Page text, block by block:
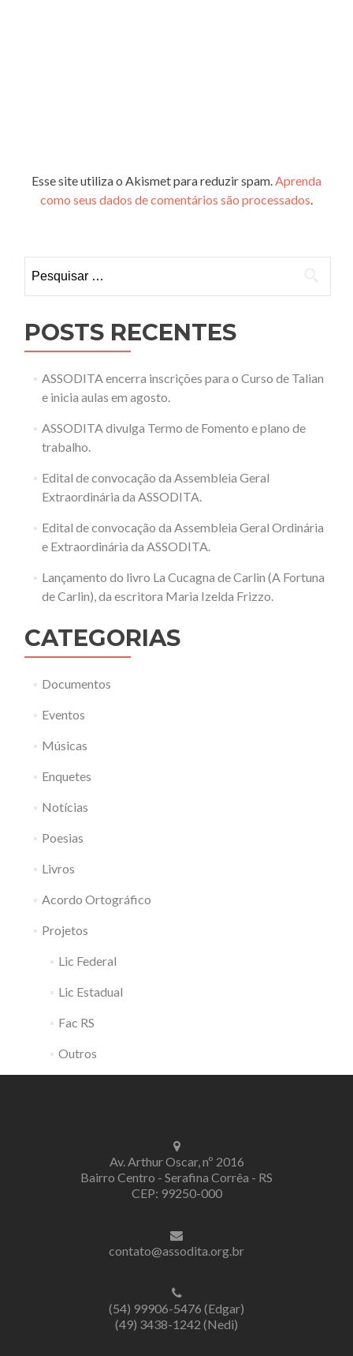
Esse site utiliza o Akismet para reduzir spam.Aprenda
como seus dados de comentários são processados.
por:
POSTS RECENTES
ASSODITA encerra inscrições para o Curso de Talian
e inicia aulas em agosto.
ASSODITA divulga Termo de Fomento e plano de
trabalho.
Edital de convocação da Assembleia Geral
Extraordinária da ASSODITA.
Edital de convocação da Assembleia Geral Ordinária
e Extraordinária da ASSODITA.
Lançamento do livro La Cucagna de Carlin (A Fortuna
de Carlin), da escritora Maria Izelda Frizzo.
CATEGORIAS
Documentos
Eventos
Músicas
Enquetes
Notícias
Poesias
Livros
Acordo Ortográfico
Projetos
Lic Federal
Lic Estadual
Fac RS
Outros
Av. Arthur Oscar, nº 2016
Bairro Centro - Serafina Corrêa - RS
CEP: 99250-000
contato@assodita.org.br
(54) 99906-5476 (Edgar)
(49) 3438-1242 (Nedi)